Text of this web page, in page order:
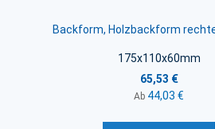
Backform, Holzbackform
175x110x60mm
65,53 €
Ab 44,03 €